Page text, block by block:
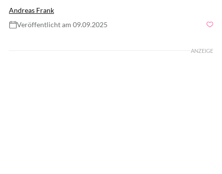
Andreas Frank
Veröffentlicht am 09.09.2025
ANZEIGE